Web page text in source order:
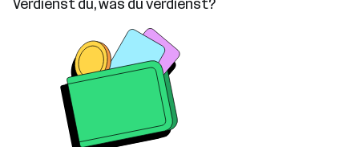
Verdienst du, was du verdienst?